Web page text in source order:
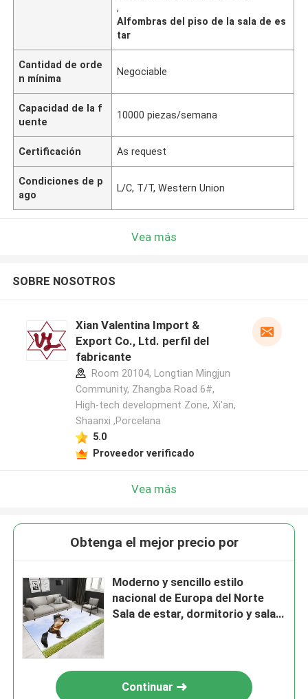
,
Alfombras del piso de la sala de es
tar
Cantidad de orde
n mínima
Negociable
Capacidad de la f
uente
10000 piezas/semana
Certificación As request
Condiciones de p
ago
L/C, T/T, Western Union
Vea más
SOBRE NOSOTROS
Xian Valentina Import &
Export Co., Ltd. perfil del
fabricante
Room 20104, Longtian Mingjun
Community, Zhangba Road 6#,
High-tech development Zone, Xi'an,
Shaanxi ,Porcelana
5.0
Proveedor verificado
Vea más
Obtenga el mejor precio por
Moderno y sencillo estilo
nacional de Europa del Norte
Sala de estar, dormitorio y sala
Continuar